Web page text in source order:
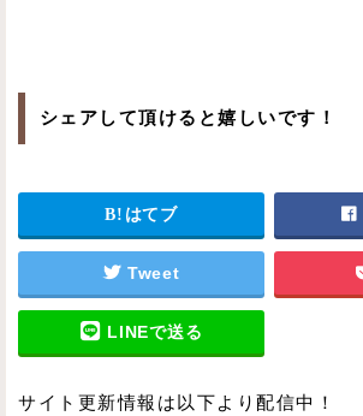
シェアして頂けると嬉しいです！
はてブ
Tweet
LINEで送る
サイト更新情報は以下より配信中！